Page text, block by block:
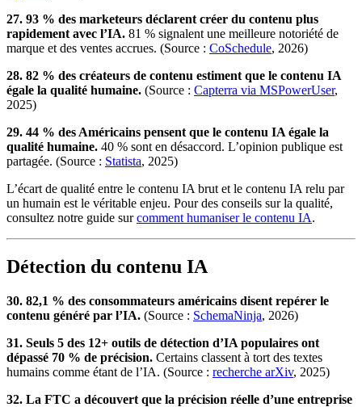
27. 93 % des marketeurs déclarent créer du contenu plus
rapidement avec l’IA. 81 % signalent une meilleure notoriété de
marque et des ventes accrues. (Source : CoSchedule, 2026)
28. 82 % des créateurs de contenu estiment que le contenu IA
égale la qualité humaine. (Source : Capterra via MSPowerUser,
2025)
29. 44 % des Américains pensent que le contenu IA égale la
qualité humaine. 40 % sont en désaccord. L’opinion publique est
partagée. (Source : Statista, 2025)
L’écart de qualité entre le contenu IA brut et le contenu IA relu par
un humain est le véritable enjeu. Pour des conseils sur la qualité,
consultez notre guide surcomment humaniser le contenu IA.
Détection du contenu IA
30. 82,1 % des consommateurs américains disent repérer le
contenu généré par l’IA. (Source : SchemaNinja, 2026)
31. Seuls 5 des 12+ outils de détection d’IA populaires ont
dépassé 70 % de précision. Certains classent à tort des textes
humains comme étant de l’IA. (Source : recherche arXiv, 2025)
32. La FTC a découvert que la précision réelle d’une entreprise